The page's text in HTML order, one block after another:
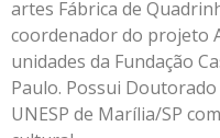
artes Fábrica de
coordenador do projeto
unidades da Fundação
Paulo. Possui
UNESP de Marília/SP